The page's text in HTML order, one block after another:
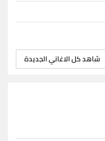
شاهد كل الاغاني الجديدة